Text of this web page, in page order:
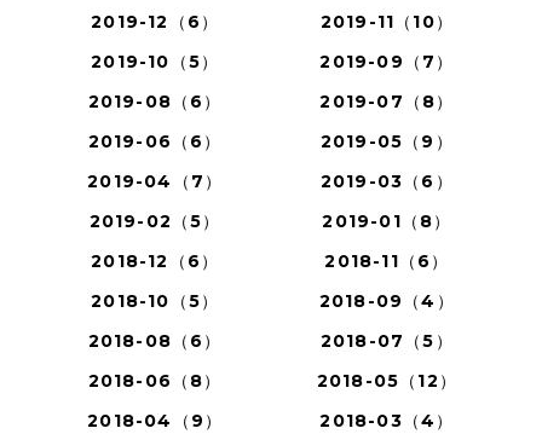
2019-12（6）
2019-11（10）
2019-10（5）
2019-09（7）
2019-08（6）
2019-07（8）
2019-06（6）
2019-05（9）
2019-04（7）
2019-03（6）
2019-02（5）
2019-01（8）
2018-12（6）
2018-11（6）
2018-10（5）
2018-09（4）
2018-08（6）
2018-07（5）
2018-06（8）
2018-05（12）
2018-04（9）
2018-03（4）